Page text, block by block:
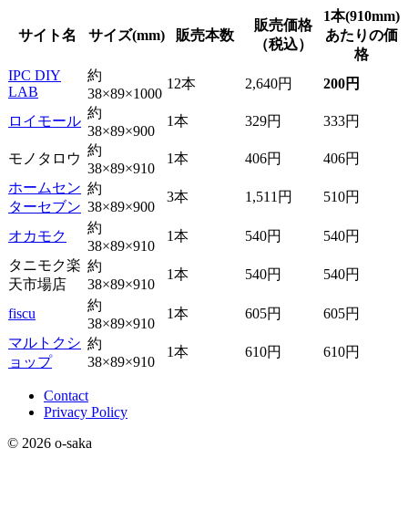
サイト名 サイズ(mm) 販売本数
販売価格
（税込）
1本(910mm)
あたりの価
格
IPC DIY
LAB
約
38×89×1000
12本 2,640円 200円
ロイモール
約
38×89×900
1本 329円 333円
モノタロウ
約
38×89×910
1本 406円
406円
ホームセン
ターセブン
約
38×89×900
3本 1,511円 510円
オカモク
約
38×89×910
1本 540円
540円
タニモク楽
天市場店
約
38×89×910
1本 540円 540円
fiscu
約
38×89×910
1本 605円
605円
マルトクシ
ョップ
約
38×89×910
1本 610円 610円
Contact
Privacy Policy
© 2026 o-saka